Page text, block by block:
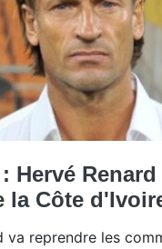
Hervé
la Côte
va reprendre les